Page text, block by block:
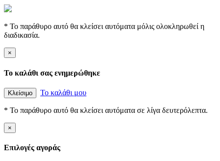
* Το παράθυρο αυτό θα κλείσει αυτόματα μόλις ολοκληρωθεί η
διαδικασία.
×
Το καλάθι σας ενημερώθηκε
Κλείσιμο Το καλάθι μου
* Το παράθυρο αυτό θα κλείσει αυτόματα σε λίγα δευτερόλεπτα.
×
Επιλογές αγοράς